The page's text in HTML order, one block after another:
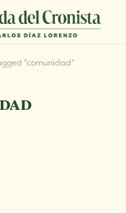
"comunidad"